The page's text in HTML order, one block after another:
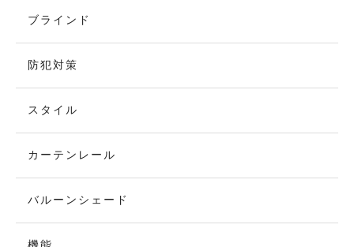
ブラインド
防犯対策
スタイル
カーテンレール
バルーンシェード